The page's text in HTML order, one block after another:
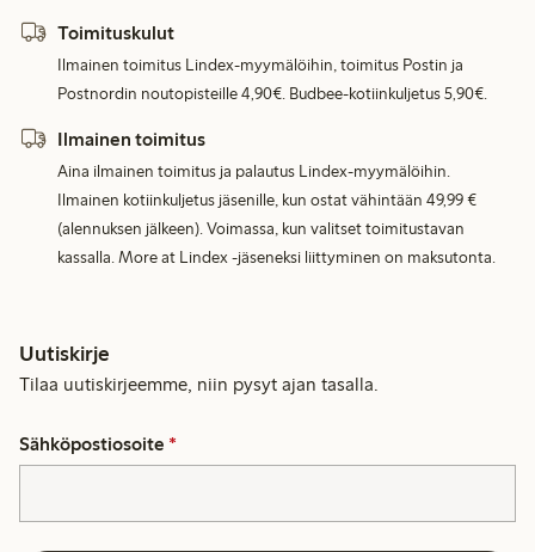
Toimituskulut
Ilmainen toimitus Lindex-myymälöihin, toimitus Postin ja
Postnordin noutopisteille 4,90€. Budbee-kotiinkuljetus 5,90€.
Ilmainen toimitus
Aina ilmainen toimitus ja palautus Lindex-myymälöihin.
Ilmainen kotiinkuljetus jäsenille, kun ostat vähintään 49,99 €
(alennuksen jälkeen). Voimassa, kun valitset toimitustavan
kassalla. More at Lindex -jäseneksi liittyminen on maksutonta.
Uutiskirje
Tilaa uutiskirjeemme, niin pysyt ajan tasalla.
Sähköpostiosoite *